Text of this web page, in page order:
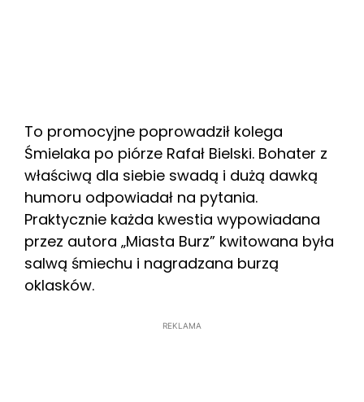
To promocyjne poprowadził kolega
Śmielaka po piórze Rafał Bielski. Bohater z
właściwą dla siebie swadą i dużą dawką
humoru odpowiadał na pytania.
Praktycznie każda kwestia wypowiadana
przez autora „Miasta Burz” kwitowana była
salwą śmiechu i nagradzana burzą
oklasków.
REKLAMA